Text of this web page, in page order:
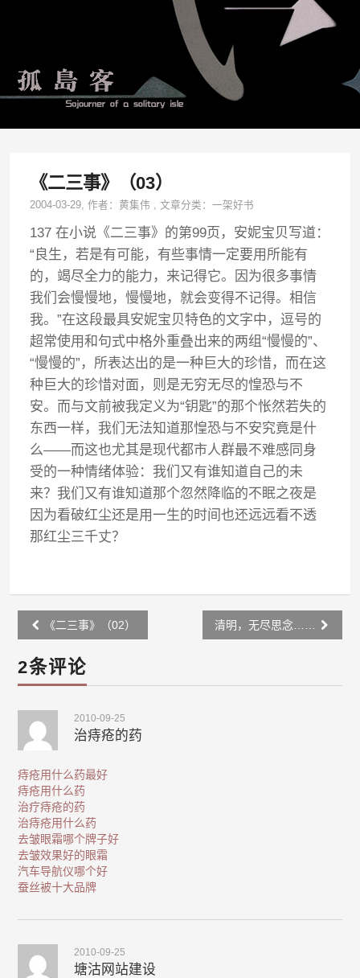
《二三事》（03）
2004-03-29, 作者：黄集伟 ,文章分类：一架好书
137 在小说《二三事》的第99页，安妮宝贝写道：
“良生，若是有可能，有些事情一定要用所能有
的，竭尽全力的能力，来记得它。因为很多事情
我们会慢慢地，慢慢地，就会变得不记得。相信
我。”在这段最具安妮宝贝特色的文字中，逗号的
超常使用和句式中格外重叠出来的两组“慢慢的”、
“慢慢的”，所表达出的是一种巨大的珍惜，而在这
种巨大的珍惜对面，则是无穷无尽的惶恐与不
安。而与文前被我定义为“钥匙”的那个怅然若失的
东西一样，我们无法知道那惶恐与不安究竟是什
么——而这也尤其是现代都市人群最不难感同身
受的一种情绪体验：我们又有谁知道自己的未
来？我们又有谁知道那个忽然降临的不眠之夜是
因为看破红尘还是用一生的时间也还远远看不透
那红尘三千丈？
Post
navigation
《二三事》（02） 清明，无尽思念……
2条评论
2010-09-25
治痔疮的药
痔疮用什么药最好
痔疮用什么药
治疗痔疮的药
治痔疮用什么药
去皱眼霜哪个牌子好
去皱效果好的眼霜
汽车导航仪哪个好
蚕丝被十大品牌
2010-09-25
塘沽网站建设